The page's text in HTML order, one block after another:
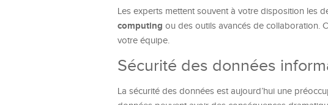
Les experts mettent souvent à votre disposition les
computing ou des outils avancés de collaboration.
votre équipe.
Sécurité des données
La sécurité des données est aujourd’hui une